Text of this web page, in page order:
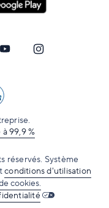
99,9 %
réservés. Système
conditions d'utilisation
cookies.